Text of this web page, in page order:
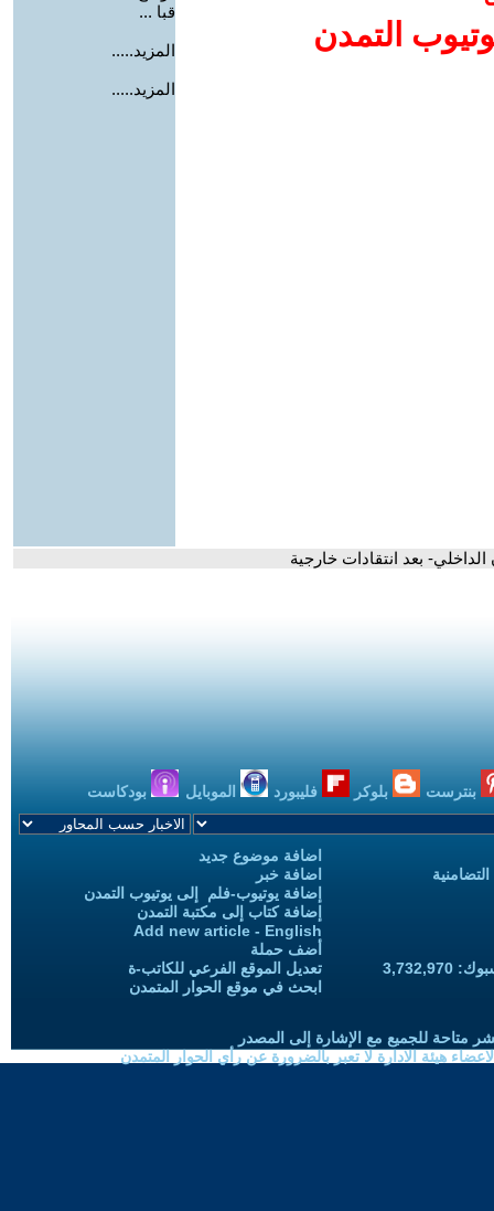
التمدن
قبا ...
المزيد.....
المزيد.....
بعد انتقادات خارجية
بنترست بلوكر فليبورد الموبايل بودكاست
اضافة موضوع جديد
اضافة خبر
إضافة يوتيوب-فلم إلى يوتيوب التمدن
إضافة كتاب إلى مكتبة التمدن
Add new article - English
أضف حملة
تعديل الموقع الفرعي للكاتب-ة
ابحث في موقع الحوار المتمدن
متاحة للجميع مع الإشارة إلى المصدر
هيئة الادارة لا تعبر بالضرورة عن رأي الحوار المتمدن